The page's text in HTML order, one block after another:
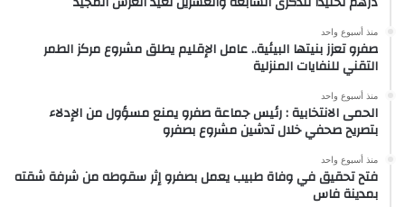
منذ أسبوع واحد
صفرو تعزز بنيتها البيئية.. عامل الإقليم يطلق مشروع مركز الطمر
التقني للنفايات المنزلية
منذ أسبوع واحد
الحمى الانتخابية : رئيس جماعة صفرو يمنع مسؤول من الإدلاء
بتصريح صحفي خلال تدشين مشروع بصفرو
منذ أسبوع واحد
فتح تحقيق في وفاة طبيب يعمل بصفرو إثر سقوطه من شرفة شقته
بمدينة فاس